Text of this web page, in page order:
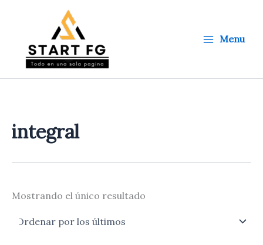
Menu
integral
Mostrando el único resultado